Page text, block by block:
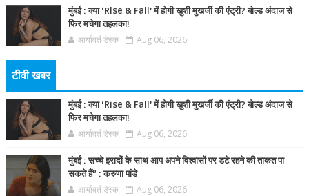
मुंबई : क्या ‘Rise & Fall’ में होगी खुशी मुखर्जी की एंट्री? बोल्ड अंदाज से
फिर मचेगा तहलका!
आर्यावर्त डेस्क Aug 06, 2026
टीवी खबर
मुंबई : क्या ‘Rise & Fall’ में होगी खुशी मुखर्जी की एंट्री? बोल्ड अंदाज से
फिर मचेगा तहलका!
आर्यावर्त डेस्क Aug 06, 2026
मुंबई : सच्चे इरादों के साथ आप अपने विश्वासों पर डटे रहने की ताकत पा
सकते हैं” : करुणा पांडे
आर्यावर्त डेस्क Aug 06, 2026